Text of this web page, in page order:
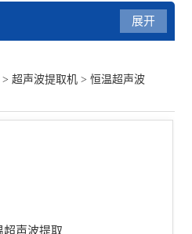
展开
>超声波提取机 >恒温超声波